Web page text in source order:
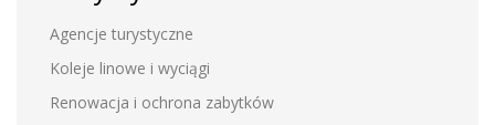
Agencje turystyczne
Koleje linowe i wyciągi
Renowacja i ochrona zabytków